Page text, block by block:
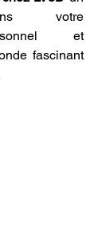
votre
et
fascinant